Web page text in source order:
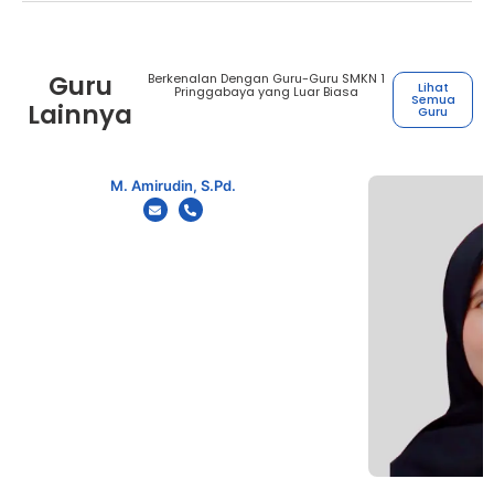
Guru
Lainnya
Berkenalan Dengan Guru-Guru SMKN 1
Pringgabaya yang Luar Biasa Lihat
Semua
Guru
M. Amirudin, S.Pd.